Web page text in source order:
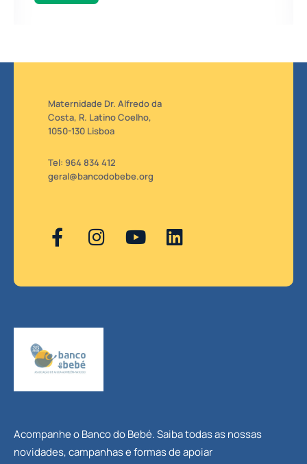
Acompanhe o Banco do Bebé. Saiba todas as nossas
novidades, campanhas e formas de apoiar
Maternidade Dr. Alfredo da
Costa, R. Latino Coelho,
1050-130 Lisboa
Tel: 964 834 412
geral@bancodobebe.org